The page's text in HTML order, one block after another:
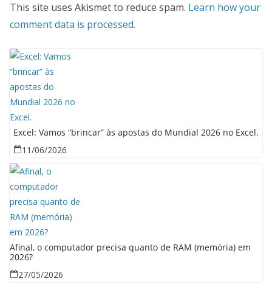
This site uses Akismet to reduce spam. Learn how your
comment data is processed.
Excel: Vamos “brincar” às apostas do Mundial 2026 no Excel.
11/06/2026
Afinal, o computador precisa quanto de RAM (memória) em
2026?
27/05/2026